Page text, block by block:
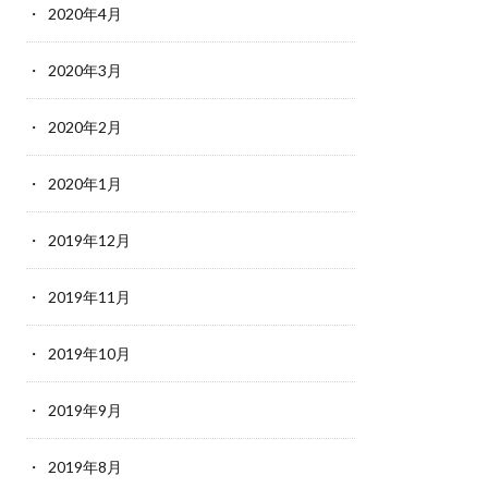
2020年4月
2020年3月
2020年2月
2020年1月
2019年12月
2019年11月
2019年10月
2019年9月
2019年8月